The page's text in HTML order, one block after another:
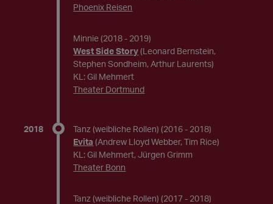
Phoenix Reisen
Minnie (2018 - 2019)
West Side Story (Leonard Bernstein,
Stephen Sondheim, Arthur Laurents)
KL: Gil Mehmert
Theater Dortmund
2018 Tanz (weibliche Rollen)(2016 - 2018)
Evita (Andrew Lloyd Webber, Tim Rice)
KL: Gil Mehmert, Jürgen Grimm
Theater Bonn
Tanz (weibliche Rollen)(2017 - 2018)